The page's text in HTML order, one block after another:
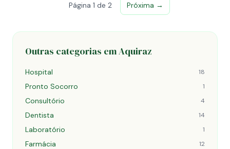
Página 1 de 2 Próxima →
Outras categorias em Aquiraz
Hospital 18
Pronto Socorro 1
Consultório 4
Dentista 14
Laboratório 1
Farmácia 12